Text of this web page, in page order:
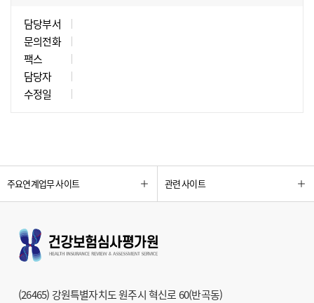
담당부서
문의전화
팩스
담당자
수정일
주요연계업무 사이트 관련 사이트
(26465) 강원특별자치도 원주시 혁신로 60(반곡동)